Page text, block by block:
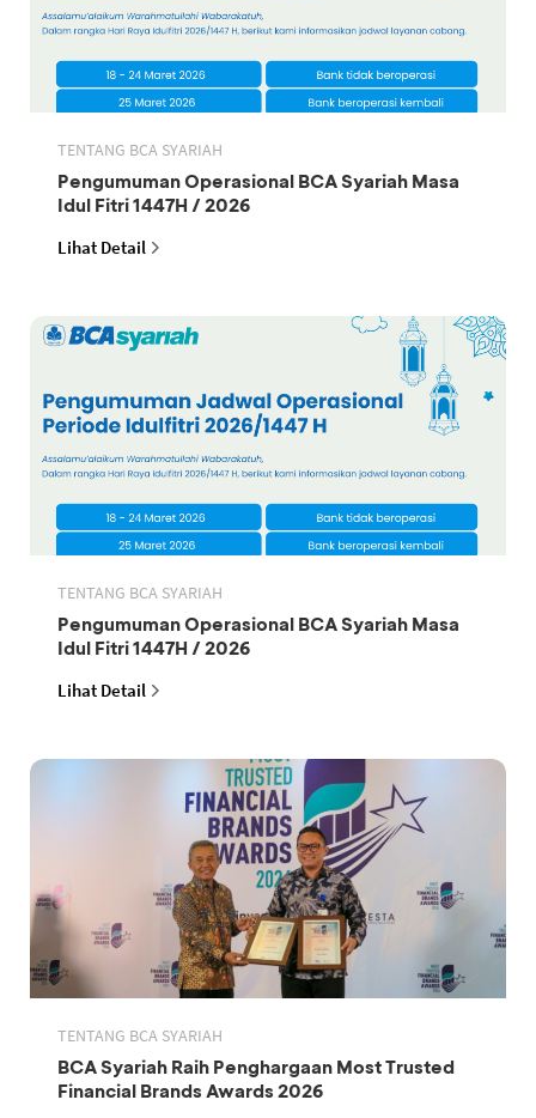
TENTANG BCA SYARIAH
Pengumuman Operasional BCA Syariah Masa
Idul Fitri 1447H / 2026
Lihat Detail
TENTANG BCA SYARIAH
Pengumuman Operasional BCA Syariah Masa
Idul Fitri 1447H / 2026
Lihat Detail
TENTANG BCA SYARIAH
BCA Syariah Raih Penghargaan Most Trusted
Financial Brands Awards 2026